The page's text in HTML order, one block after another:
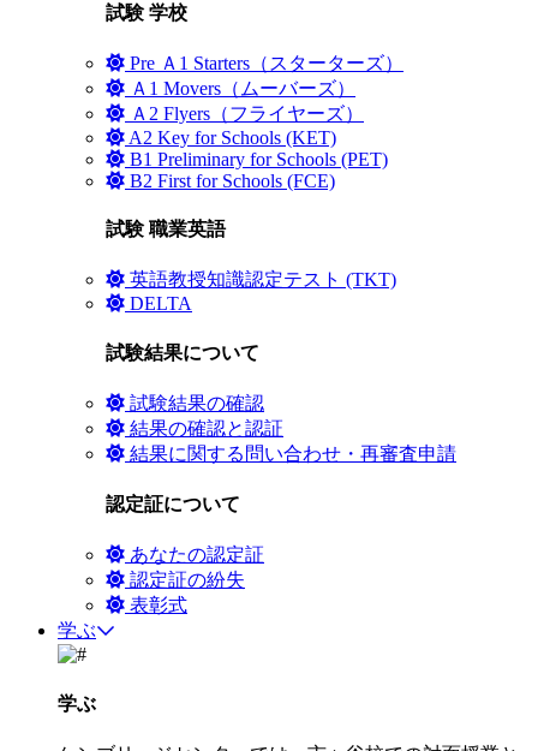
試験 学校
Pre Ａ1 Starters（スターターズ）
Ａ1 Movers（ムーバーズ）
Ａ2 Flyers（フライヤーズ）
A2 Key for Schools (KET)
B1 Preliminary for Schools (PET)
B2 First for Schools (FCE)
試験 職業英語
英語教授知識認定テスト (TKT)
DELTA
試験結果について
試験結果の確認
結果の確認と認証
結果に関する問い合わせ・再審査申請
認定証について
あなたの認定証
認定証の紛失
表彰式
学ぶ
学ぶ